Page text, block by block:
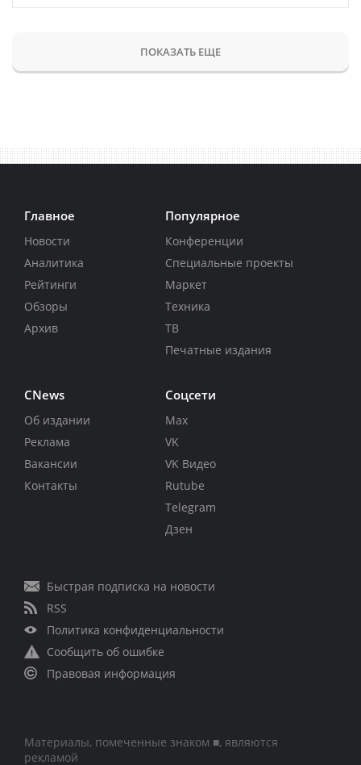
ПОКАЗАТЬ ЕЩЕ
Главное
Новости
Аналитика
Рейтинги
Обзоры
Архив
Популярное
Конференции
Специальные проекты
Маркет
Техника
ТВ
Печатные издания
CNews
Об издании
Реклама
Вакансии
Контакты
Соцсети
Max
VK
VK Видео
Rutube
Telegram
Дзен
Быстрая подписка на новости
RSS
Политика конфиденциальности
Сообщить об ошибке
Правовая информация
Материалы, помеченные знаком ■, являются
рекламой